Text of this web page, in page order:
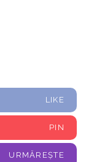
LIKE
PIN
URMĂREȘTE